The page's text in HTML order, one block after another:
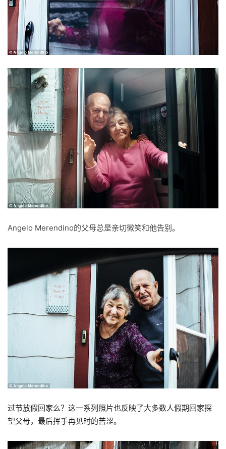
Angelo Merendino的父母总是亲切微笑和他告别。
过节放假回家么？这一系列照片也反映了大多数人假期回家探
望父母，最后挥手再见时的苦涩。